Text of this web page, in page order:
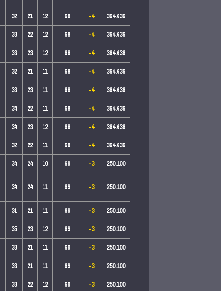
32 21 12 68 -4
364.636
33 22 12 68 -4
364.636
33 23 12 68 -4
364.636
32 21 11 68 -4
364.636
33 23 11 68 -4
364.636
34 22 11 68 -4
364.636
34 23 12 68 -4
364.636
32 22 11 68 -4
364.636
34 24 10 69 -3
250.100
34 24 11 69 -3
250.100
31 21 11 69 -3
250.100
35 23 12 69 -3
250.100
33 21 11 69 -3
250.100
33 21 11 69 -3
250.100
33 22 12 69 -3
250.100